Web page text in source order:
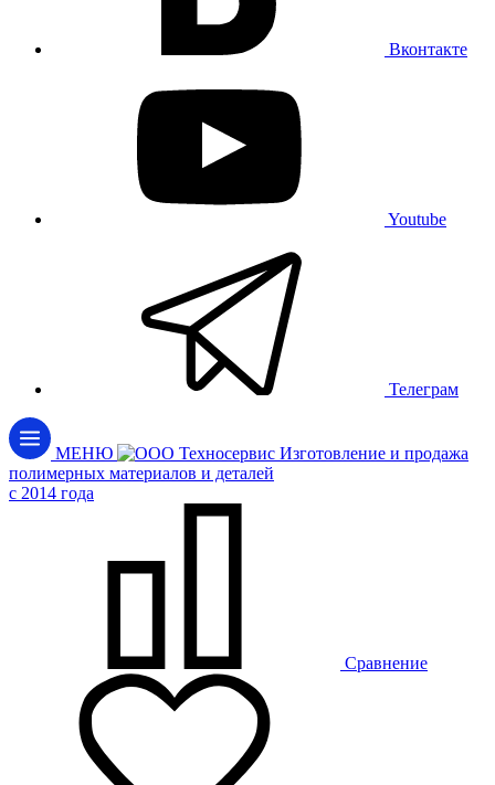
Вконтакте
Youtube
Телеграм
МЕНЮ
Изготовление и продажа
полимерных материалов и деталей
c 2014 года
Сравнение